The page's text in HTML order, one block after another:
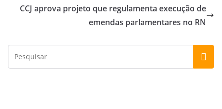
CCJ aprova projeto que regulamenta execução de
emendas parlamentares no RN